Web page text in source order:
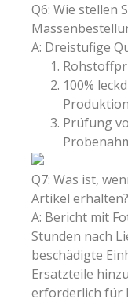
Q6: Wie stellen
A: Dreistufige
100%
Prüfung
Q7: Was ist,
Artikel erhalten?
A: Bericht mit
Stunden nach
beschädigte
Ersatzteile
erforderlich für